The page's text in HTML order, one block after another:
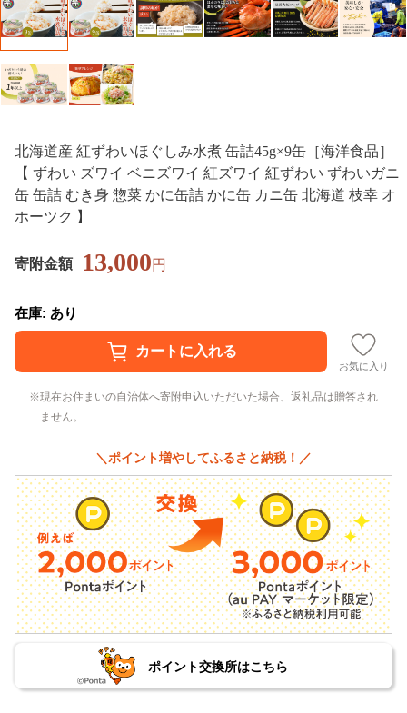
北海道産 紅ずわいほぐしみ水煮 缶詰45g×9缶［海洋食品］
【 ずわい ズワイ ベニズワイ 紅ズワイ 紅ずわい ずわいガニ
缶 缶詰 むき身 惣菜 かに缶詰 かに缶 カニ缶 北海道 枝幸 オ
ホーツク 】
寄附金額 13,000円
在庫: あり
お気に入り
現在お住まいの自治体へ寄附申込いただいた場合、返礼品は贈答され
ません。
＼ポイント増やしてふるさと納税！／
ポイント交換所はこちら